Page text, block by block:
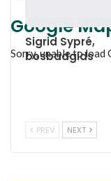
Google
Sorry, unable to load
Sigrid Sypré,
bosbadgids
PREV NEXT